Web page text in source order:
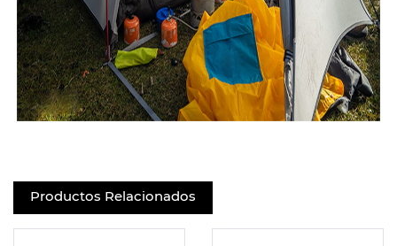
Productos Relacionados